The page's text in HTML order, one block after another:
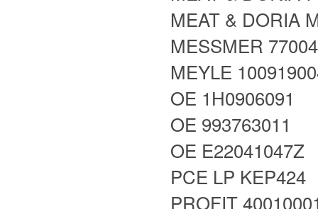
MEAT & DORIA
MESSMER
MEYLE
OE 1H0906091
OE 993763011
OE E22041047Z
PCE LP KEP424
PROFIT